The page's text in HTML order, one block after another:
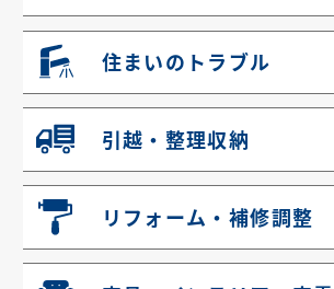
住まいのトラブル
引越・整理収納
リフォーム・補修調整